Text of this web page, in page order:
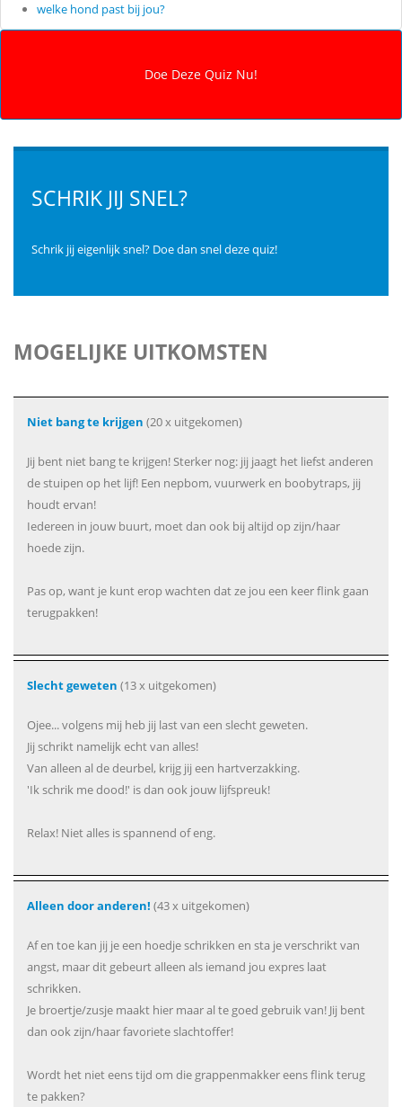
welke hond past bij jou?
SCHRIK JIJ SNEL?
Schrik jij eigenlijk snel? Doe dan snel deze quiz!
MOGELIJKE UITKOMSTEN
Niet bang te krijgen (20 x uitgekomen)
Jij bent niet bang te krijgen! Sterker nog: jij jaagt het liefst anderen
de stuipen op het lijf! Een nepbom, vuurwerk en boobytraps, jij
houdt ervan!
Iedereen in jouw buurt, moet dan ook bij altijd op zijn/haar
hoede zijn.
Pas op, want je kunt erop wachten dat ze jou een keer flink gaan
terugpakken!
Slecht geweten (13 x uitgekomen)
Ojee... volgens mij heb jij last van een slecht geweten.
Jij schrikt namelijk echt van alles!
Van alleen al de deurbel, krijg jij een hartverzakking.
'Ik schrik me dood!' is dan ook jouw lijfspreuk!
Relax! Niet alles is spannend of eng.
Alleen door anderen! (43 x uitgekomen)
Af en toe kan jij je een hoedje schrikken en sta je verschrikt van
angst, maar dit gebeurt alleen als iemand jou expres laat
schrikken.
Je broertje/zusje maakt hier maar al te goed gebruik van! Jij bent
dan ook zijn/haar favoriete slachtoffer!
Wordt het niet eens tijd om die grappenmakker eens flink terug
te pakken?